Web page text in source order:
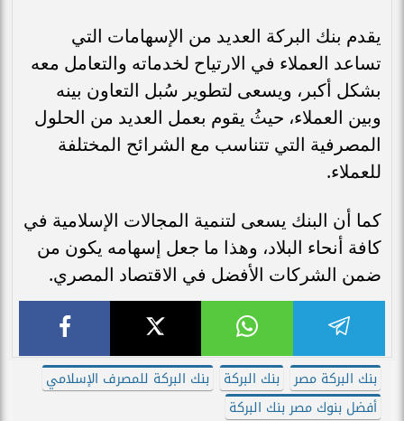
يقدم بنك البركة العديد من الإسهامات التي
تساعد العملاء في الارتياح لخدماته والتعامل معه
بشكل أكبر، ويسعى لتطوير سُبل التعاون بينه
وبين العملاء، حيثُ يقوم بعمل العديد من الحلول
المصرفية التي تتناسب مع الشرائح المختلفة
للعملاء.
كما أن البنك يسعى لتنمية المجالات الإسلامية في
كافة أنحاء البلاد، وهذا ما جعل إسهامه يكون من
ضمن الشركات الأفضل في الاقتصاد المصري.
بنك البركة مصر بنك البركة
بنك البركة للمصرف الإسلامي
أفضل بنوك مصر بنك البركة